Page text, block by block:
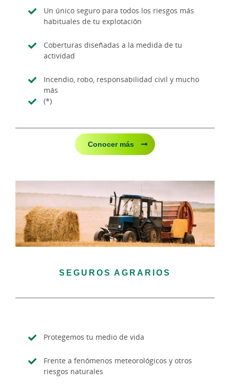
Un único seguro para todos los riesgos más
habituales de tu explotación
Coberturas diseñadas a la medida de tu
actividad
Incendio, robo, responsabilidad civil y mucho
más
(*)
Conocer más
SEGUROS AGRARIOS
Protegemos tu medio de vida
Frente a fenómenos meteorológicos y otros
riesgos naturales